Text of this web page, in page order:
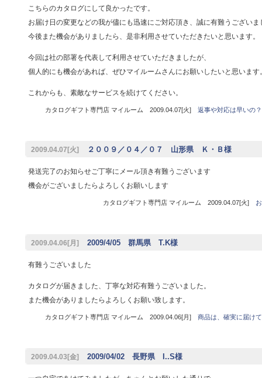
こちらのカタログにして良かったです。
お届け日の変更などの我が儘にも迅速にご対応頂き、誠に有難うございま
今後また機会がありましたら、是非利用させていただきたいと思います。
今回は社の部署を代表して利用させていただきましたが、
個人的にも機会があれば、ぜひマイルームさんにお願いしたいと思います
これからも、素敵なサービスを続けてください。
カタログギフト専門店 マイルーム 2009.04.07[火] 返事や対応は早いの？
2009.04.07[火] ２００９／０４／０７ 山形県 Ｋ・Ｂ様
発送完了のお知らせご丁寧にメール頂き有難うございます
機会がございましたらよろしくお願いします
カタログギフト専門店 マイルーム 2009.04.07[火]
2009.04.06[月] 2009/4/05 群馬県 T.K様
有難うございました
カタログが届きました、丁寧な対応有難うございました。
また機会がありましたらよろしくお願い致します。
カタログギフト専門店 マイルーム 2009.04.06[月] 商品は、確実に届け
2009.04.03[金] 2009/04/02 長野県 I..S様